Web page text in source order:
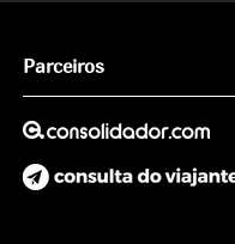
Parceiros